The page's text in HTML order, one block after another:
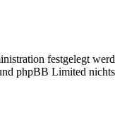
festgelegt
phpBB Limited